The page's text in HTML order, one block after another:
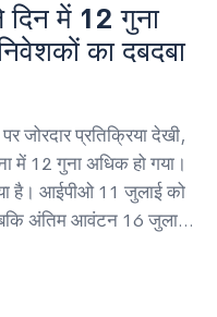
में 12 गुना
का दबदबा
जोरदार प्रतिक्रिया देखी,
में 12 गुना अधिक हो गया।
है। आईपीओ 11 जुलाई को
अंतिम आवंटन 16 जुलाई